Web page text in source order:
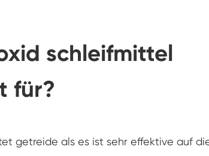
schleifmittel
für?
getreide als es ist sehr effektive auf